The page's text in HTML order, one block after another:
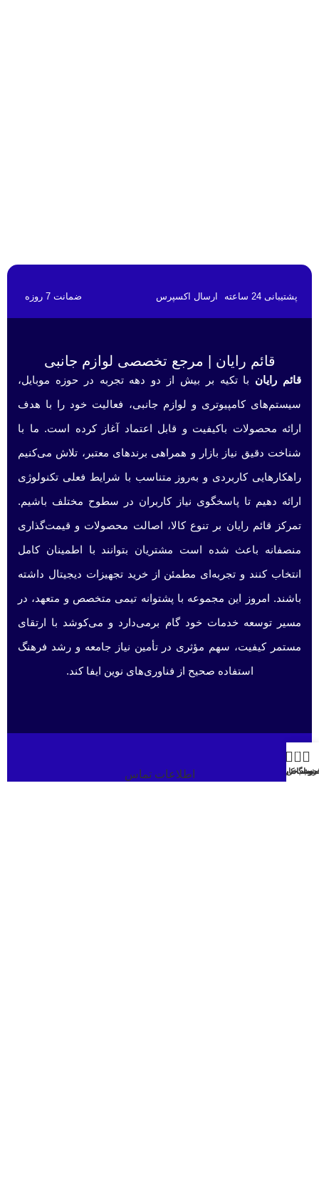
پشتیبانی 24 ساعته ارسال اکسپرس ضمانت 7 روزه
قائم رایان | مرجع تخصصی لوازم جانبی
قائم رایان با تکیه بر بیش از دو دهه تجربه در حوزه موبایل،
سیستم‌های کامپیوتری و لوازم جانبی، فعالیت خود را با هدف
ارائه محصولات باکیفیت و قابل اعتماد آغاز کرده است. ما با
شناخت دقیق نیاز بازار و همراهی برندهای معتبر، تلاش می‌کنیم
راهکارهایی کاربردی و به‌روز متناسب با شرایط فعلی تکنولوژی
ارائه دهیم تا پاسخگوی نیاز کاربران در سطوح مختلف باشیم.
تمرکز قائم رایان بر تنوع کالا، اصالت محصولات و قیمت‌گذاری
منصفانه باعث شده است مشتریان بتوانند با اطمینان کامل
انتخاب کنند و تجربه‌ای مطمئن از خرید تجهیزات دیجیتال داشته
باشند. امروز این مجموعه با پشتوانه تیمی متخصص و متعهد، در
مسیر توسعه خدمات خود گام برمی‌دارد و می‌کوشد با ارتقای
مستمر کیفیت، سهم مؤثری در تأمین نیاز جامعه و رشد فرهنگ
استفاده صحیح از فناوری‌های نوین ایفا کند.
اطلاعات تماس منو
0
سبد خرید
حساب کاربری من